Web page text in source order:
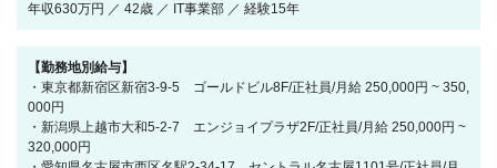
年収630万円 ／ 42歳 ／ IT事業部 ／ 経験15年
【勤務地別給与】
・東京都新宿区新宿3-9-5 ゴールドビル8F/正社員/月給 250,000円 ~ 350,
000円
・新潟県上越市大和5-2-7 エンジョイプラザ2F/正社員/月給 250,000円 ~
320,000円